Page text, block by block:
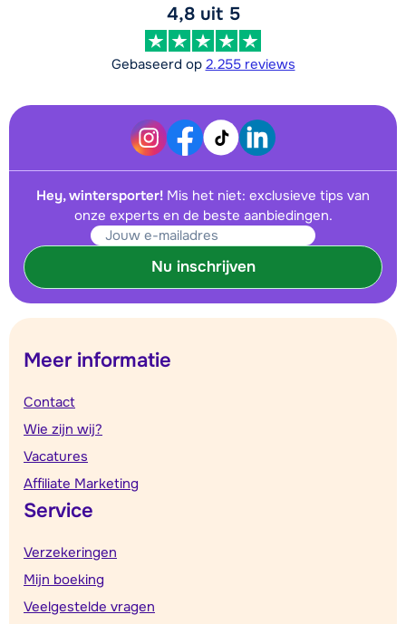
4,8 uit 5
Gebaseerd op 2.255 reviews
Hey, wintersporter! Mis het niet: exclusieve tips van
onze experts en de beste aanbiedingen.
Nu inschrijven
Meer informatie
Contact
Wie zijn wij?
Vacatures
Affiliate Marketing
Service
Verzekeringen
Mijn boeking
Veelgestelde vragen